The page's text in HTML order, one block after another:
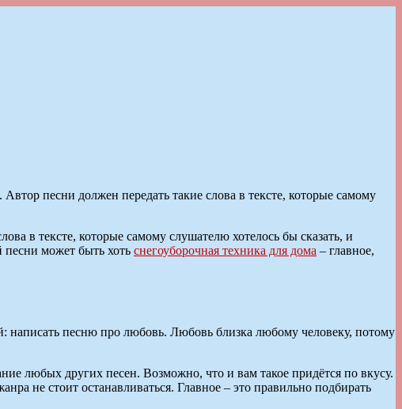
песни должен передать такие слова в тексте, которые самому
в тексте, которые самому слушателю хотелось бы сказать, и
песни может быть хоть снегоуборочная техника для дома – главное,
песню про любовь. Любовь близка любому человеку, потому
любых других песен. Возможно, что и вам такое придётся по вкусу.
не стоит останавливаться. Главное – это правильно подбирать